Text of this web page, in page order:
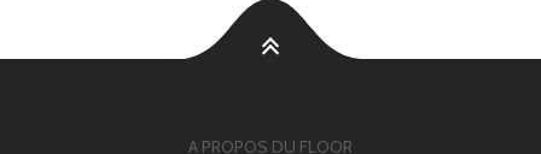
A PROPOS DU FLOOR